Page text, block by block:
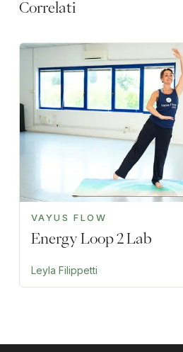
Correlati
VAYUS FLOW
Energy Loop 2 Lab
Leyla Filippetti